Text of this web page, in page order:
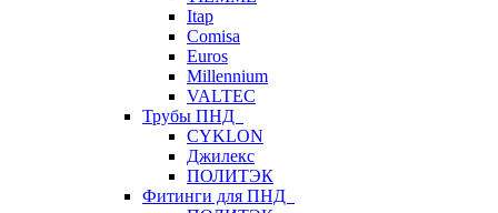
Itap
Comisa
Euros
Millennium
VALTEC
Трубы ПНД
CYKLON
Джилекс
ПОЛИТЭК
Фитинги для ПНД